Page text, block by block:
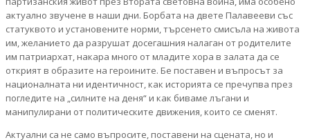
актуално звучене в наши дни. Борбата на двете Палавееви със
статуквото и установените норми, търсенето смисъла на живота
им, желанието да разрушат досегашния налаган от родителите
им патриархат, накара много от младите хора в залата да се
открият в образите на героините. Бе поставен и въпросът за
националната ни идентичност, как историята се пречупва през
погледите на „силните на деня“ и как биваме лъгани и
манипулирани от политическите движения, които се сменят.
Актуални са не само въпросите, поставени на сцената, но и